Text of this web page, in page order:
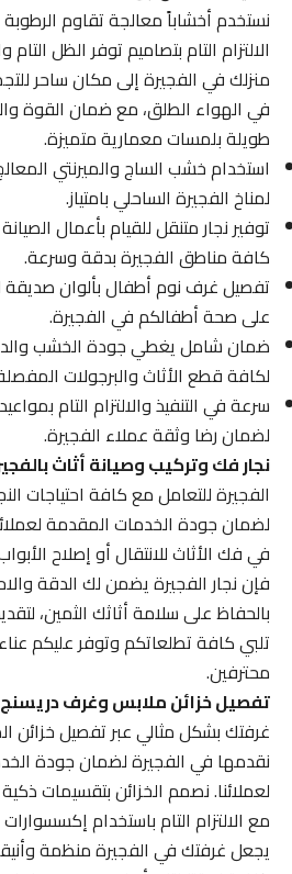
نستخدم أخشاباً معالجة تقاوم الرطوبة
الالتزام التام بتصاميم توفر الظل
منزلك في الفجيرة إلى مكان ساحر
في الهواء الطلق، مع ضمان القوة
طويلة بلمسات معمارية متميزة.
استخدام خشب الساج والميرنتي المعالج
لمناخ الفجيرة الساحلي بامتياز.
توفير نجار متنقل للقيام بأعمال الصيانة
كافة مناطق الفجيرة بدقة وسرعة.
تفصيل غرف نوم أطفال بألوان صديقة
على صحة أطفالكم في الفجيرة.
ضمان شامل يغطي جودة الخشب
لكافة قطع الأثاث والبرجولات المفصلة.
سرعة في التنفيذ والالتزام التام بمواعيد
لضمان رضا وثقة عملاء الفجيرة.
نجار فك وتركيب وصيانة أثاث بالفجيرة
الفجيرة للتعامل مع كافة احتياجات
لضمان جودة الخدمات المقدمة
في فك الأثاث للانتقال أو إصلاح الأبواب
فإن نجار الفجيرة يضمن لك الدقة
بالحفاظ على سلامة أثاثك الثمين،
تلبي كافة تطلعاتكم وتوفر عليكم عناء
محترفين.
تفصيل خزائن ملابس وغرف دريسنج
غرفتك بشكل مثالي عبر تفصيل خزائن
نقدمها في الفجيرة لضمان جودة
لعملائنا. نصمم الخزائن بتقسيمات ذكية
مع الالتزام التام باستخدام إكسسوارات
يجعل غرفتك في الفجيرة منظمة